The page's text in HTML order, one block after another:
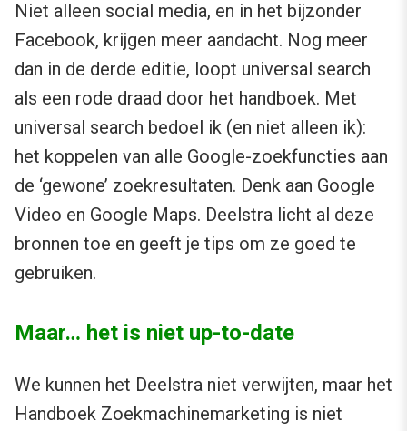
Niet alleen social media, en in het bijzonder
Facebook, krijgen meer aandacht. Nog meer
dan in de derde editie, loopt universal search
als een rode draad door het handboek. Met
universal search bedoel ik (en niet alleen ik):
het koppelen van alle Google-zoekfuncties aan
de ‘gewone’ zoekresultaten. Denk aan Google
Video en Google Maps. Deelstra licht al deze
bronnen toe en geeft je tips om ze goed te
gebruiken.
Maar… het is niet up-to-date
We kunnen het Deelstra niet verwijten, maar het
Handboek Zoekmachinemarketing is niet